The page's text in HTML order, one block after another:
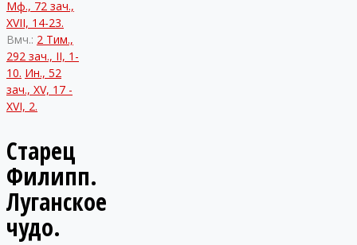
Мф., 72 зач.,
XVII, 14-23.
Вмч.: 2 Тим.,
292 зач., II, 1-
10. Ин., 52
зач., XV, 17 -
XVI, 2.
Старец
Филипп.
Луганское
чудо.